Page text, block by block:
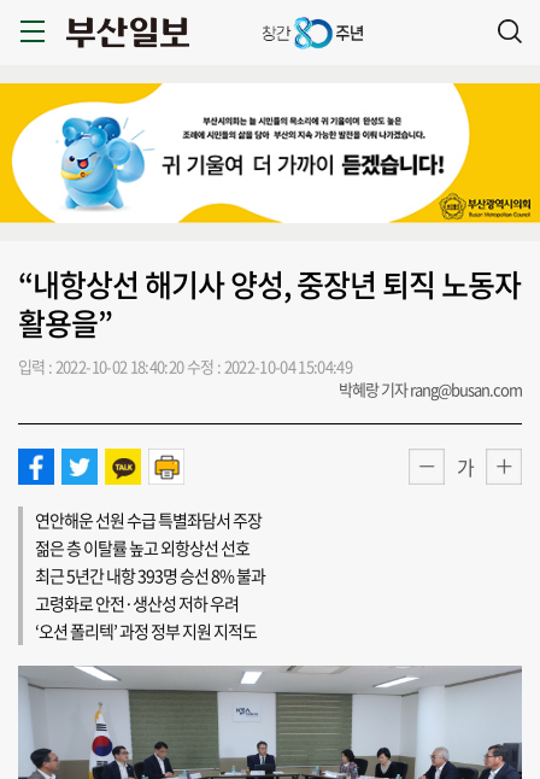
“내항상선 해기사 양성, 중장년 퇴직 노동자
활용을”
입력 : 2022-10-02 18:40:20수정 : 2022-10-04 15:04:49
박혜랑 기자 rang@busan.com
가
연안해운 선원 수급 특별좌담서 주장
젊은 층 이탈률 높고 외항상선 선호
최근 5년간 내항 393명 승선 8% 불과
고령화로 안전·생산성 저하 우려
‘오션 폴리텍’ 과정 정부 지원 지적도